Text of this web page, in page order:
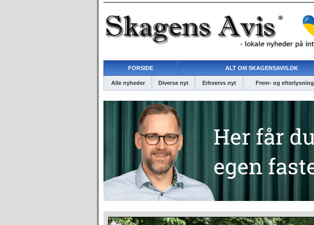
FORSIDE ALT OM SKAGENSAVIS.DK
Alle nyheder Diverse nyt Erhvervs nyt Frem- og efterlysning